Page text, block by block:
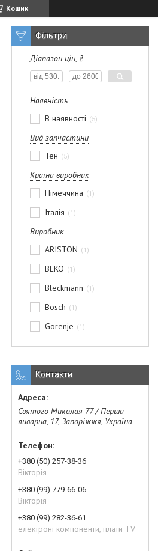
Кошик
Фільтри
Діапазон цін, ₴
Наявність
В наявності
5
Вид запчастини
Тен
5
Країна виробник
Німеччина
1
Італія 1
Виробник
ARISTON
1
BEKO 1
Bleckmann 1
Bosch 1
Gorenje 1
Контакти
Святого Миколая 77 / Перша
ливарна, 17, Запоріжжя, Україна
+380 (50) 257-38-36
Вікторія
+380 (99) 779-66-06
Вікторія
+380 (99) 282-36-61
електроні компоненти, плати TV